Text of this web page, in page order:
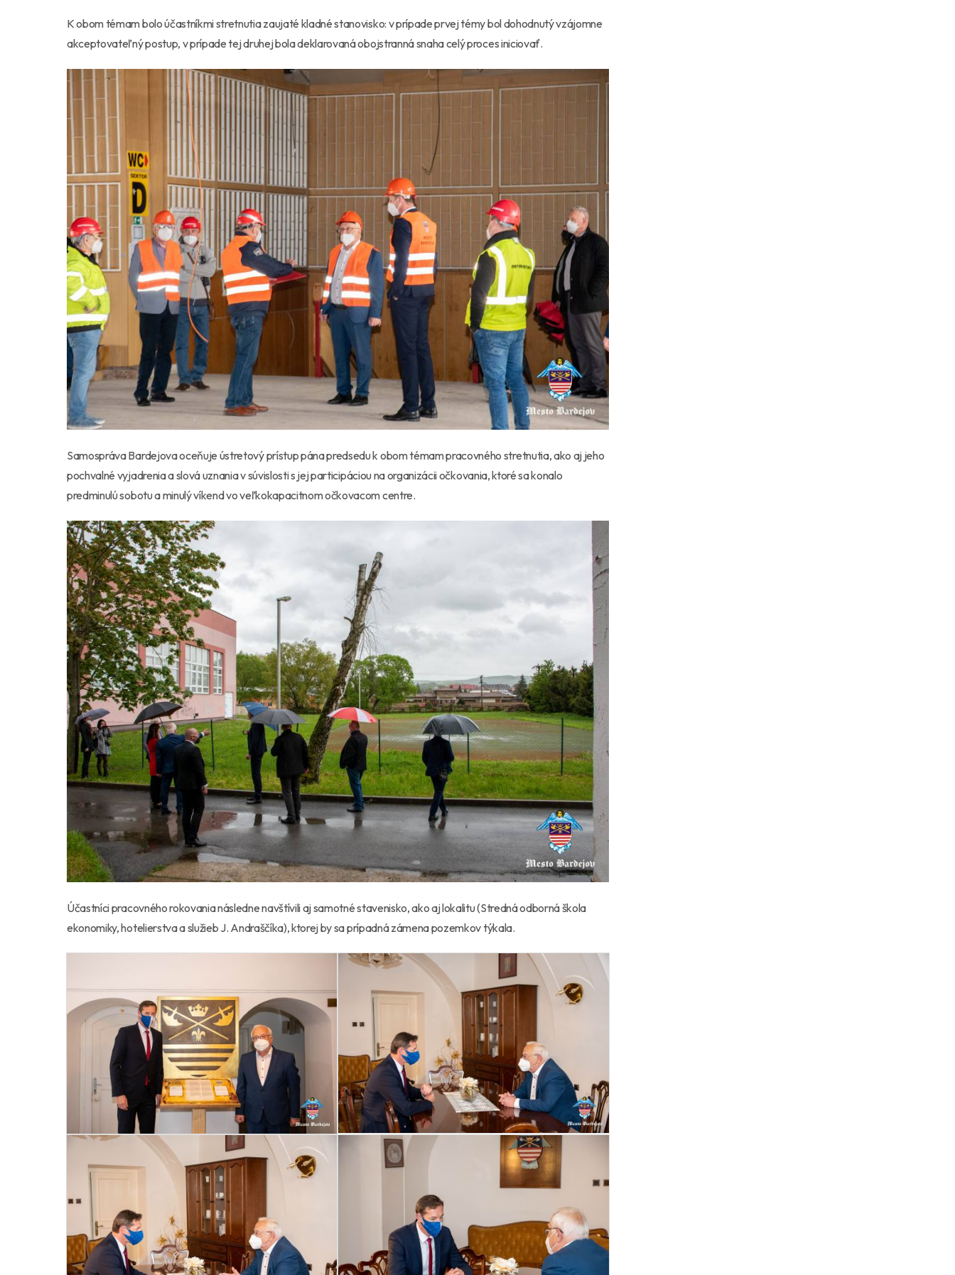
K obom témam bolo účastníkmi stretnutia zaujaté kladné stanovisko: v prípade prvej témy bol dohodnutý vzájomne
akceptovateľný postup, v prípade tej druhej bola deklarovaná obojstranná snaha celý proces iniciovať.
Samospráva Bardejova oceňuje ústretový prístup pána predsedu k obom témam pracovného stretnutia, ako aj jeho
pochvalné vyjadrenia a slová uznania v súvislosti s jej participáciou na organizácii očkovania, ktoré sa konalo
predminulú sobotu a minulý víkend vo veľkokapacitnom očkovacom centre.
Účastníci pracovného rokovania následne navštívili aj samotné stavenisko, ako aj lokalitu (Stredná odborná škola
ekonomiky, hotelierstva a služieb J. Andraščíka), ktorej by sa prípadná zámena pozemkov týkala.